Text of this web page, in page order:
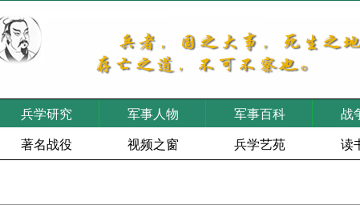
兵学研究 军事人物 军事百科 战
著名战役 视频之窗 兵学艺苑 读